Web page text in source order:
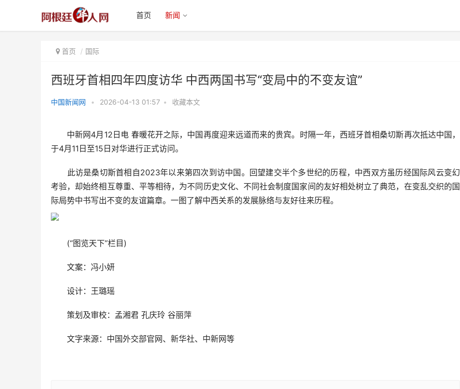
首页 新闻
首页 国际
西班牙首相四年四度访华 中西两国书写“变局中的不变友谊”
中国新闻网 • 2026-04-13 01:57 • 收藏本文
中新网4月12日电 春暖花开之际，中国再度迎来远道而来的贵宾。时隔一年，西班牙首相桑切斯再次抵达中国，
于4月11日至15日对华进行正式访问。
此访是桑切斯首相自2023年以来第四次到访中国。回望建交半个多世纪的历程，中西双方虽历经国际风云变幻
考验，却始终相互尊重、平等相待，为不同历史文化、不同社会制度国家间的友好相处树立了典范，在变乱交织的国
际局势中书写出不变的友谊篇章。一图了解中西关系的发展脉络与友好往来历程。
(“图览天下”栏目)
文案：冯小妍
设计：王璐瑶
策划及审校：孟湘君 孔庆玲 谷丽萍
文字来源：中国外交部官网、新华社、中新网等
国书写“变局中的不变友